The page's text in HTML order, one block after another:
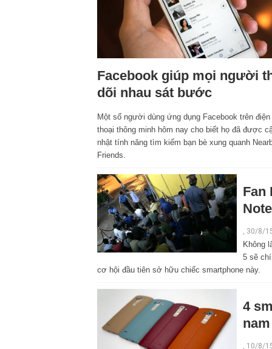
Facebook giúp mọi người
dõi nhau sát bước
Một số người dùng ứng dụng Facebook trên điện
thoại thông minh hôm nay cho biết họ đã được
nhật tính năng tìm kiếm bạn bè xung quanh
Friends.
Fan
, 30/8/
Không
5 sẽ
cơ hội đầu tiên sở hữu chiếc smartphone này.
4
nam
, 10/8/